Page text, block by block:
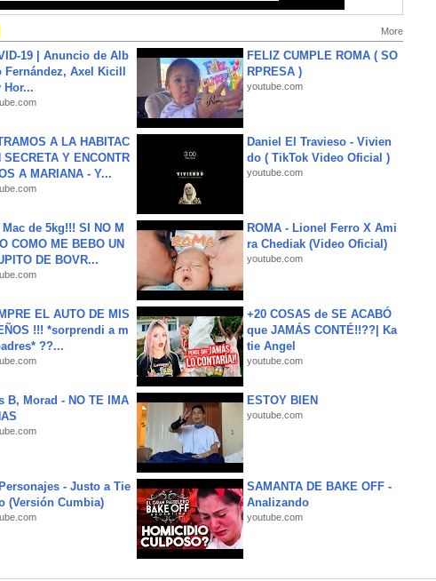
More
19 | Anuncio de Alb
Fernández, Axel Kicill
Hor...
FELIZ CUMPLE ROMA ( SO
RPRESA )
youtube.com
A LA HABITAC
SECRETA Y ENCONTR
A MARIANA - Y...
Daniel El Travieso - Vivien
do ( TikTok Video Oficial )
youtube.com
Mac de 5kg!!! SI NO M
COMO ME BEBO UN
DE BOVR...
ROMA - Lionel Ferro X Ami
ra Chediak (Video Oficial)
youtube.com
EL AUTO DE MIS
!!! *sorprendi a m
??...
+20 COSAS de SE ACABÓ
que JAMÁS CONTÉ!!??| Ka
tie Angel
youtube.com
B, Morad - NO TE IMA
ESTOY BIEN
youtube.com
- Justo a Tie
(Versión Cumbia)
SAMANTA DE BAKE OFF -
Analizando
youtube.com